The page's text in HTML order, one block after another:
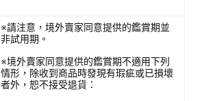
※請注意，境外賣家同意提供的鑑賞期並
非試用期。
※境外賣家同意提供的鑑賞期不適用下列
情形，除收到商品時發現有瑕疵或已損壞
者外，恕不接受退貨：